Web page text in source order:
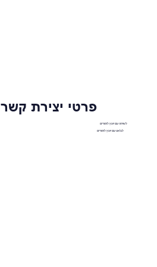
פרטי יצירת קשר
לשיחה עם יועץ לימודים
לצ'אט עם יועץ לימודים